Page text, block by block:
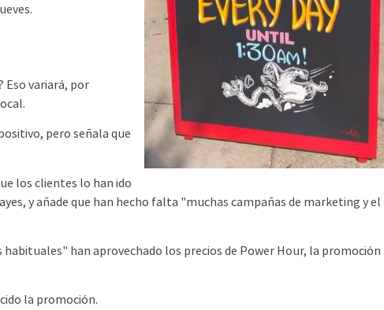
variará, por
pero señala que
los clientes lo han ido
y añade que han hecho falta "muchas campañas de marketing y el
han aprovechado los precios de Power Hour, la promoción
la promoción.